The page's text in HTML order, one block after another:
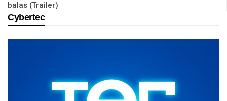
balas (Trailer)
Cybertec